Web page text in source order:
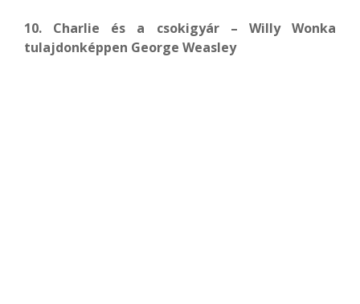
10. Charlie és a csokigyár – Willy Wonka
tulajdonképpen George Weasley